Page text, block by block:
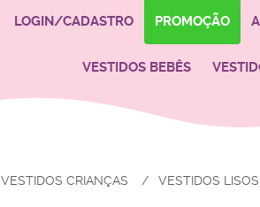
LOGIN/CADASTRO PROMOÇÃO
VESTIDOS BEBÊS
VESTIDOS CRIANÇAS VESTIDOS